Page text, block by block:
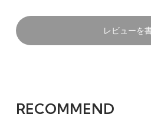
レビューを
RECOMMEND